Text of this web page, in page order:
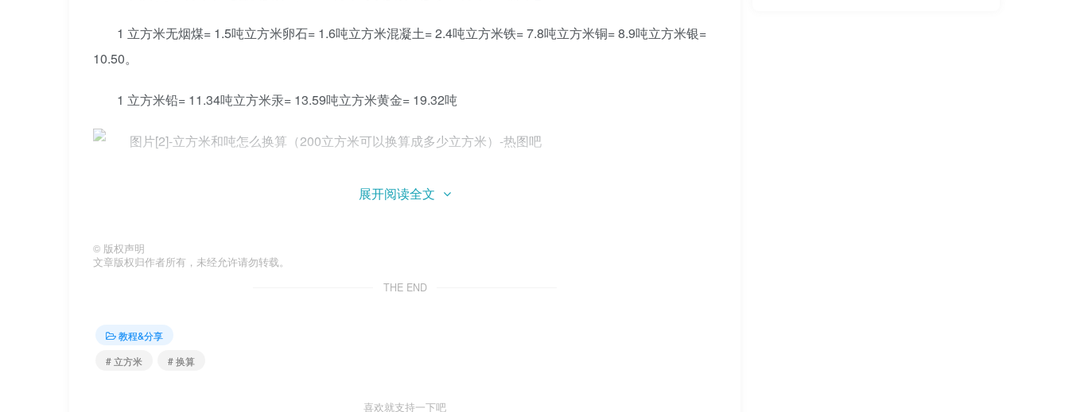
1 立方米无烟煤= 1.5吨立方米卵石= 1.6吨立方米混凝土= 2.4吨立方米铁= 7.8吨立方米铜= 8.9吨立方米银=
10.50。
1 立方米铅= 11.34吨立方米汞= 13.59吨立方米黄金= 19.32吨
2700摄氏度。不溶于普通酸，即使在王水中也不会被腐蚀。
在这里，我们来看看生活中常见的物体1 立方米对应的质量。1 立方米空气= 0.00129吨1 立方米汽油= 0.7吨
1 立方米大米= 0.75吨1 立方米柴油= 0.8吨1 立方米植物油= 0.9吨1 立方米水=
展开阅读全文
© 版权声明
文章版权归作者所有，未经允许请勿转载。
THE END
教程&分享
# 立方米
# 换算
喜欢就支持一下吧